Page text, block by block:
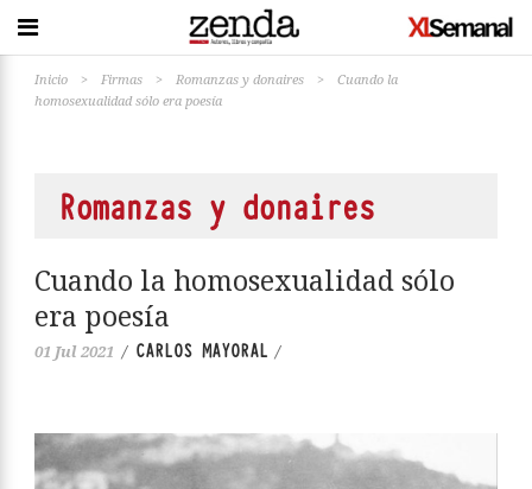
Inicio > Firmas > Romanzas y donaires >
Cuando la
homosexualidad sólo era poesía
Romanzas y donaires
Cuando la homosexualidad sólo
era poesía
01 Jul 2021 / CARLOS MAYORAL /